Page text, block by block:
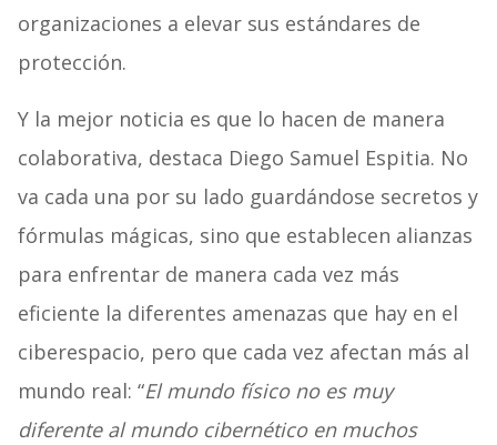
organizaciones a elevar sus estándares de
protección.
Y la mejor noticia es que lo hacen de manera
colaborativa, destaca Diego Samuel Espitia. No
va cada una por su lado guardándose secretos y
fórmulas mágicas, sino que establecen alianzas
para enfrentar de manera cada vez más
eficiente la diferentes amenazas que hay en el
ciberespacio, pero que cada vez afectan más al
mundo real: “El mundo físico no es muy
diferente al mundo cibernético en muchos